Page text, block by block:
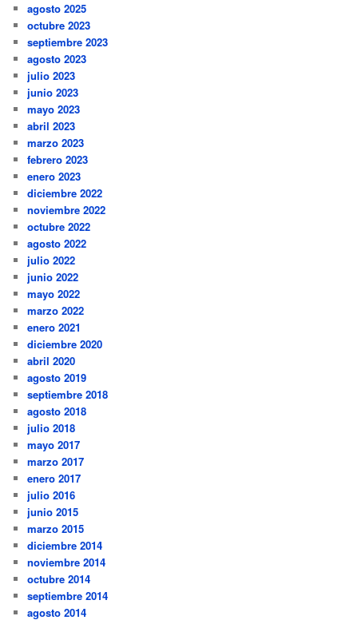
agosto 2025
octubre 2023
septiembre 2023
agosto 2023
julio 2023
junio 2023
mayo 2023
abril 2023
marzo 2023
febrero 2023
enero 2023
diciembre 2022
noviembre 2022
octubre 2022
agosto 2022
julio 2022
junio 2022
mayo 2022
marzo 2022
enero 2021
diciembre 2020
abril 2020
agosto 2019
septiembre 2018
agosto 2018
julio 2018
mayo 2017
marzo 2017
enero 2017
julio 2016
junio 2015
marzo 2015
diciembre 2014
noviembre 2014
octubre 2014
septiembre 2014
agosto 2014